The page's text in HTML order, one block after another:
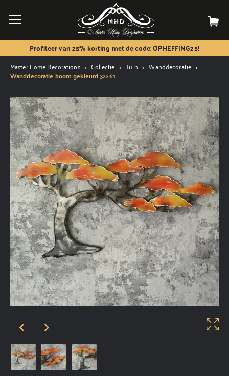
Profiteer van 25% korting met de code: OPHEFFING25!
Master Home Decorations Collectie Tuin Wanddecoratie
Wanddecoratie boom gekleurd 32261